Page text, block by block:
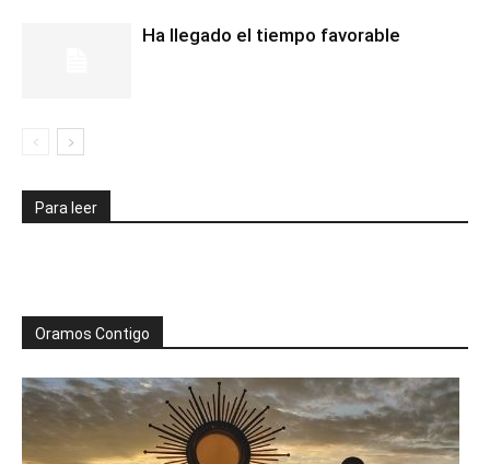
Ha llegado el tiempo favorable
Para leer
Oramos Contigo